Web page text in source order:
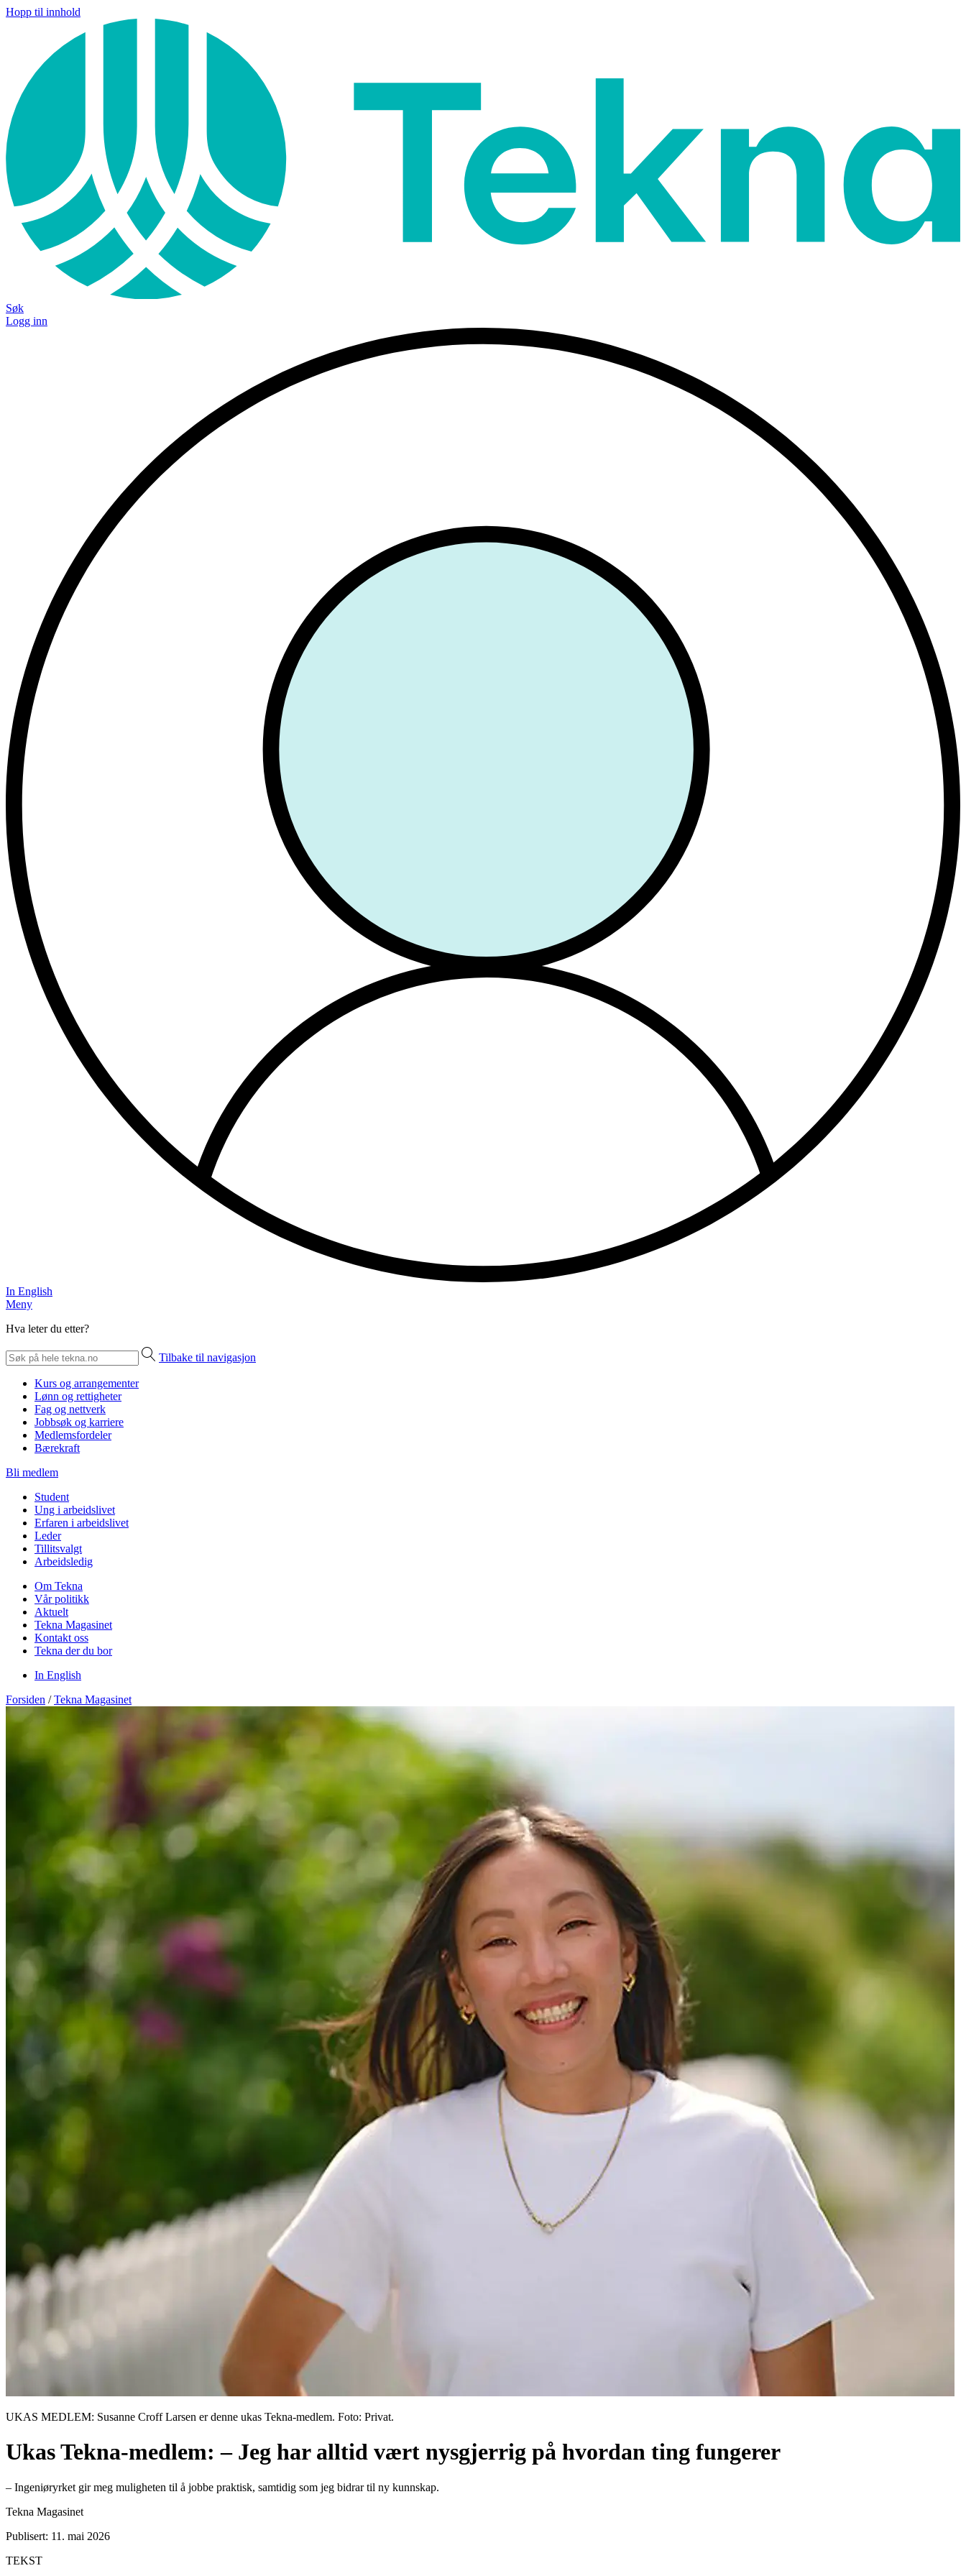
Hopp til innhold
Søk
Logg inn
In English
Meny
Hva leter du etter?
Tilbake til navigasjon
Kurs og arrangementer
Lønn og rettigheter
Fag og nettverk
Jobbsøk og karriere
Medlemsfordeler
Bærekraft
Bli medlem
Student
Ung i arbeidslivet
Erfaren i arbeidslivet
Leder
Tillitsvalgt
Arbeidsledig
Om Tekna
Vår politikk
Aktuelt
Tekna Magasinet
Kontakt oss
Tekna der du bor
In English
Forsiden / Tekna Magasinet
UKAS MEDLEM: Susanne Croff Larsen er denne ukas Tekna-medlem. Foto: Privat.
Ukas Tekna-medlem: – Jeg har alltid vært nysgjerrig på hvordan ting fungerer
– Ingeniøryrket gir meg muligheten til å jobbe praktisk, samtidig som jeg bidrar til ny kunnskap.
Tekna Magasinet
Publisert: 11. mai 2026
TEKST